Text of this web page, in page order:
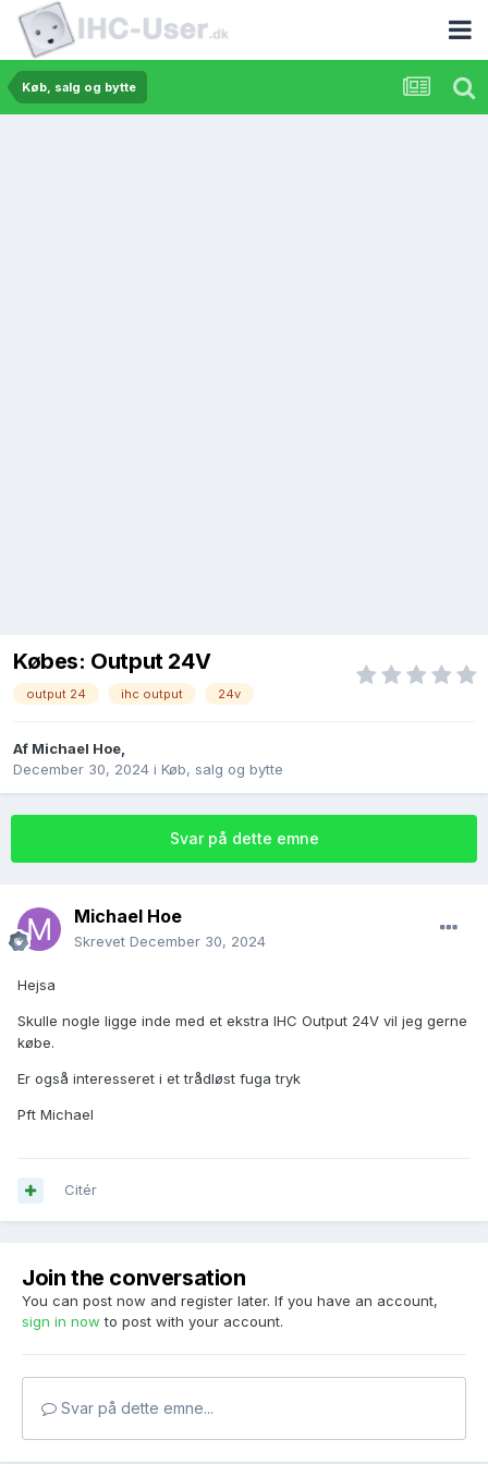
Køb, salg og bytte
Købes: Output 24V
output 24 ihc output 24v
Af Michael Hoe,
December 30, 2024 i Køb, salg og bytte
Svar på dette emne
Michael Hoe
Skrevet December 30, 2024
Hejsa
Skulle nogle ligge inde med et ekstra IHC Output 24V vil jeg gerne
købe.
Er også interesseret i et trådløst fuga tryk
Pft Michael
Citér
Join the conversation
You can post now and register later. If you have an account,
sign in now to post with your account.
Svar på dette emne...